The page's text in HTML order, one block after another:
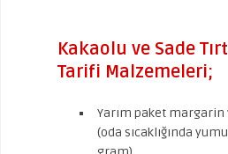
Kakaolu ve Sade
Tarifi Malzemeleri;
Yarım paket margarin
(oda sıcaklığında